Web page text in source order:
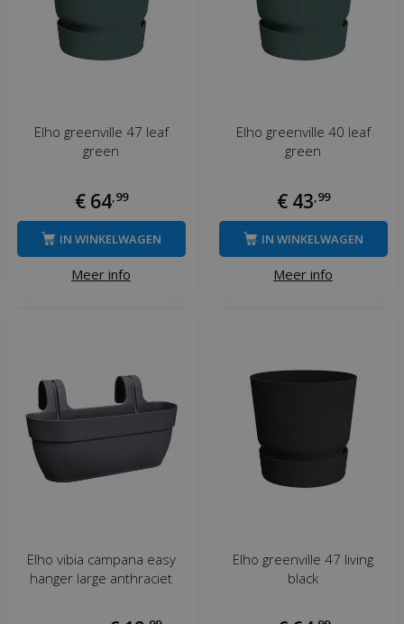
Elho greenville 47 leaf
green
€ 64 99
Meer info
IN WINKELWAGEN
Elho greenville 40 leaf
green
€ 43 99
Meer info
IN WINKELWAGEN
Elho vibia campana easy
hanger large anthraciet
Elho greenville 47 living
black